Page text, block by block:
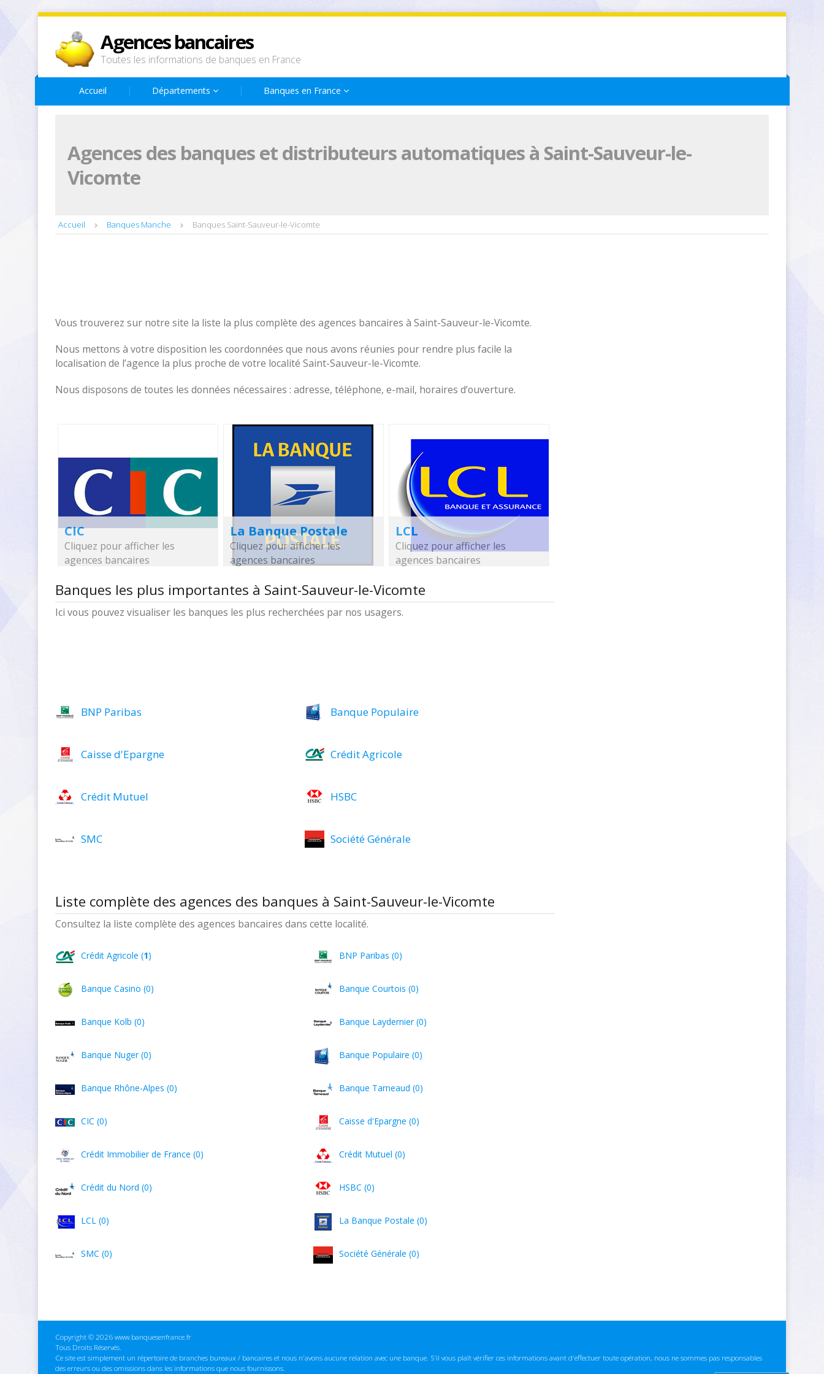
Agences bancaires
Toutes les informations de banques en France
Accueil Départements Banques en France
Agences des banques et distributeurs automatiques à Saint-Sauveur-le-
Vicomte
Accueil Banques Manche Banques Saint-Sauveur-le-Vicomte
Vous trouverez sur notre site la liste la plus complète des agences bancaires à Saint-Sauveur-le-Vicomte.
Nous mettons à votre disposition les coordonnées que nous avons réunies pour rendre plus facile la
localisation de l’agence la plus proche de votre localité Saint-Sauveur-le-Vicomte.
Nous disposons de toutes les données nécessaires : adresse, téléphone, e-mail, horaires d’ouverture.
CIC
Cliquez pour afficher les
agences bancaires
La Banque Postale
Cliquez pour afficher les
agences bancaires
LCL
Cliquez pour afficher les
agences bancaires
Banques les plus importantes à Saint-Sauveur-le-Vicomte
Ici vous pouvez visualiser les banques les plus recherchées par nos usagers.
BNP Paribas Banque Populaire
Caisse d'Epargne Crédit Agricole
Crédit Mutuel HSBC
SMC Société Générale
Liste complète des agences des banques à Saint-Sauveur-le-Vicomte
Consultez la liste complète des agences bancaires dans cette localité.
Crédit Agricole (1) BNP Paribas (0)
Banque Casino (0) Banque Courtois (0)
Banque Kolb (0) Banque Laydernier (0)
Banque Nuger (0) Banque Populaire (0)
Banque Rhône-Alpes (0) Banque Tarneaud (0)
CIC (0) Caisse d'Epargne (0)
Crédit Immobilier de France (0) Crédit Mutuel (0)
Crédit du Nord (0) HSBC (0)
LCL (0) La Banque Postale (0)
SMC (0) Société Générale (0)
Copyright © 2026 www.banquesenfrance.fr
Tous Droits Réservés.
Ce site est simplement un répertoire de branches bureaux / bancaires et nous n'avons aucune relation avec une banque. S'il vous plaît vérifier ces informations avant d'effectuer toute opération, nous ne sommes pas responsables
des erreurs ou des omissions dans les informations que nous fournissons.